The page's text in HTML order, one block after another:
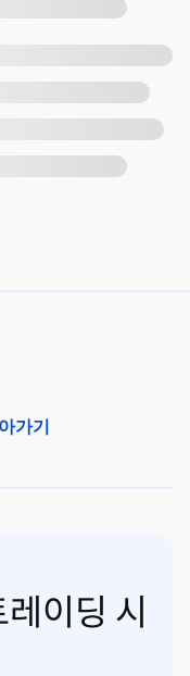
가기
이딩 시